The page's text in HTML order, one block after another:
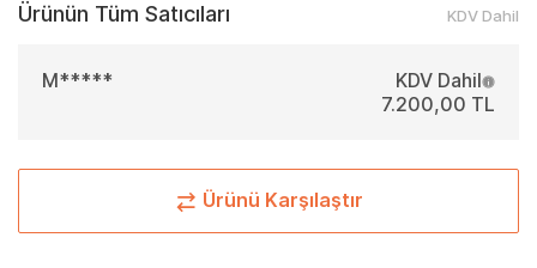
Ürünün Tüm Satıcıları KDV Dahil
M*****
KDV Dahil
7.200,00 TL
Ürünü Karşılaştır